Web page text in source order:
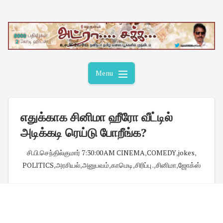
content
Menu
எதுக்காக சினிமா ஹீரோ வீட்டில்
அடிக்கடி ரெய்டு போறீங்க?
சி.பி.செந்தில்குமார்· 7:30:00 AM CINEMA,COMEDY,jokes,
POLITICS,அரசியல்,அனுபவம்,காமெடி,சிரிப்பு .,சினிமா,ஜோக்ஸ்